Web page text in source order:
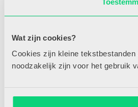
Wat zijn cookies?
Cookies zijn kleine
noodzakelijk zijn voor het gebruik